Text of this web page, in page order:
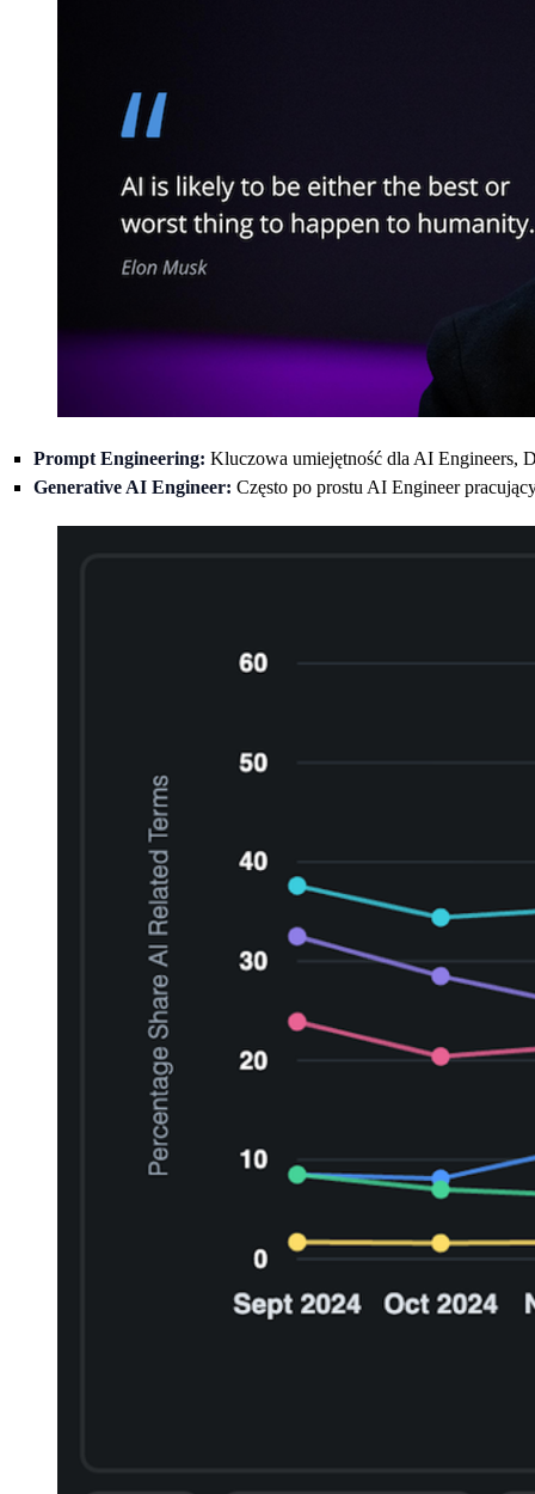
Prompt Engineering: Kluczowa umiejętność dla AI Engineers,
Generative AI Engineer: Często po prostu AI Engineer